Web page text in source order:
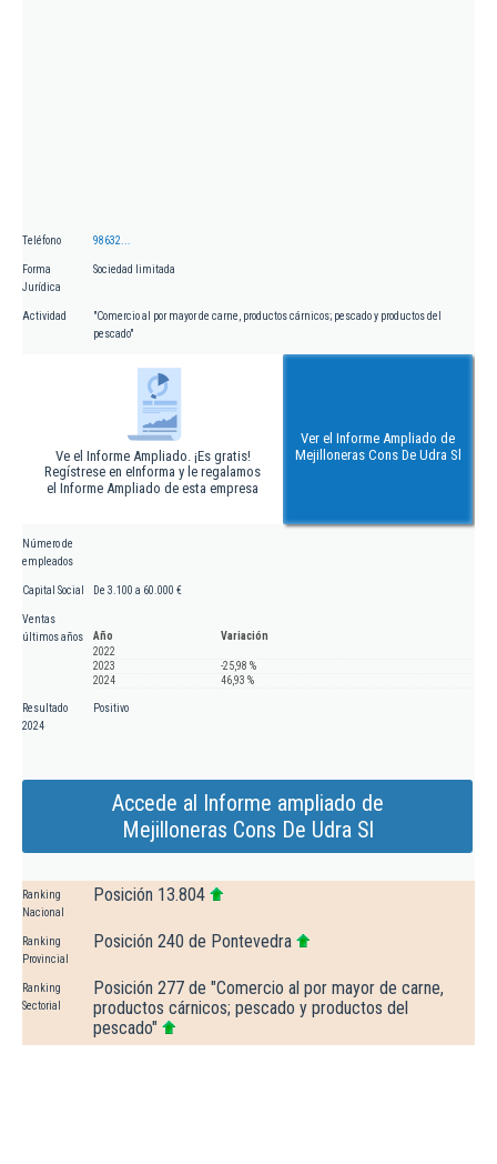
Teléfono 98632...
Forma
Jurídica
Sociedad limitada
Actividad
"Comercio al por mayor de carne, productos cárnicos; pescado y productos del
pescado"
Ve el Informe Ampliado. ¡Es gratis!
Regístrese en eInforma y le regalamos
el Informe Ampliado de esta empresa
Ver el Informe Ampliado de
Mejilloneras Cons De Udra Sl
Número de
empleados
Capital Social De 3.100 a 60.000 €
Ventas
últimos años
Año
Variación
2022
2023
-25,98 %
2024
46,93 %
Resultado
2024
Positivo
Accede al Informe ampliado de
Mejilloneras Cons De Udra Sl
Ranking
Nacional
Posición 13.804
Ranking
Provincial
Posición 240 de Pontevedra
Ranking
Sectorial
Posición 277 de "Comercio al por mayor de carne,
productos cárnicos; pescado y productos del
pescado"